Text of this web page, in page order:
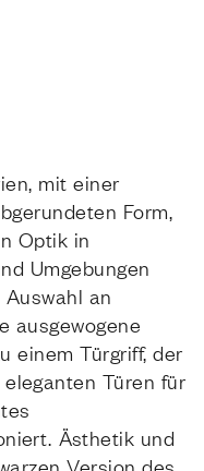
mit einer
Form,
Optik in
Umgebungen
an
ausgewogene
einem Türgriff, der
Türen für
Ästhetik und
Version des